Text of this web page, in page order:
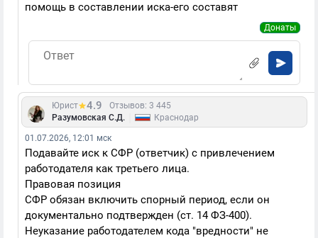
помощь в составлении иска-его составят
Донаты
Юрист 4.9
Отзывов: 3 445
Разумовская С.Д.
Краснодар
01.07.2026, 12:01 мск
Подавайте иск к СФР (ответчик) с привлечением
работодателя как третьего лица.
Правовая позиция
СФР обязан включить спорный период, если он
документально подтвержден (ст. 14 ФЗ-400).
Неуказание работодателем кода "вредности" не